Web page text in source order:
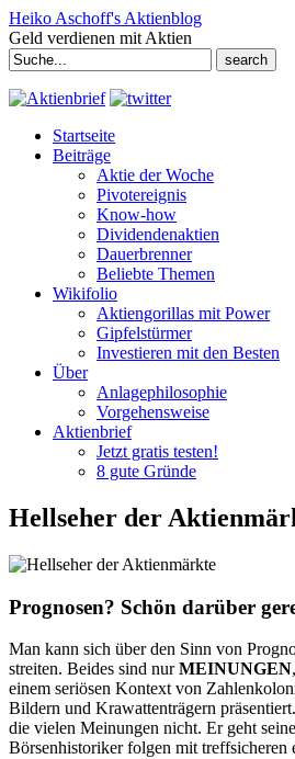
Heiko Aschoff's Aktienblog
Geld verdienen mit Aktien
Search
for:
Startseite
Beiträge
Aktie der Woche
Pivotereignis
Know-how
Dividendenaktien
Dauerbrenner
Beliebte Themen
Wikifolio
Aktiengorillas mit Power
Gipfelstürmer
Investieren mit den Besten
Über
Anlagephilosophie
Vorgehensweise
Aktienbrief
Jetzt gratis testen!
8 gute Gründe
Hellseher der
Prognosen? Schön darüber
Man kann sich über den Sinn von
streiten. Beides sind nurMEINUNGEN
einem seriösen Kontext von
Bildern und Krawattenträgern
die vielen Meinungen nicht. Er geht
Börsenhistoriker folgen mit treffsicheren